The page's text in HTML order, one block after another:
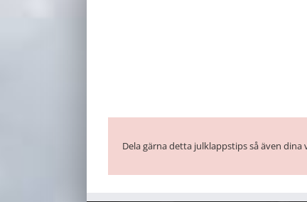
Dela gärna detta julklappstips så även